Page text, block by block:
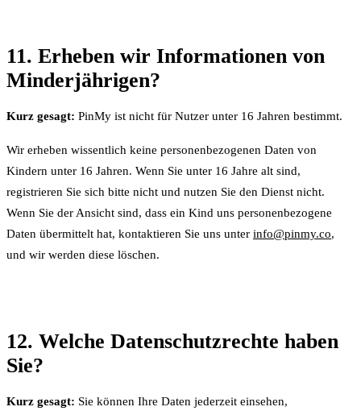
11. Erheben wir Informationen von
Minderjährigen?
Kurz gesagt: PinMy ist nicht für Nutzer unter 16 Jahren bestimmt.
Wir erheben wissentlich keine personenbezogenen Daten von
Kindern unter 16 Jahren. Wenn Sie unter 16 Jahre alt sind,
registrieren Sie sich bitte nicht und nutzen Sie den Dienst nicht.
Wenn Sie der Ansicht sind, dass ein Kind uns personenbezogene
Daten übermittelt hat, kontaktieren Sie uns unter info@pinmy.co,
und wir werden diese löschen.
12. Welche Datenschutzrechte haben
Sie?
Kurz gesagt: Sie können Ihre Daten jederzeit einsehen,